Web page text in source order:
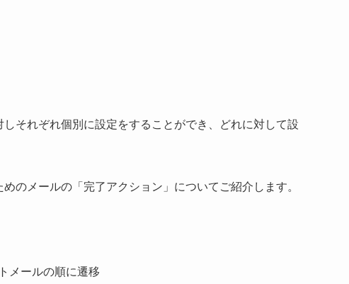
それぞれ個別に設定をすることができ、どれに対して設
のメールの「完了アクション」についてご紹介します。
メールの順に遷移